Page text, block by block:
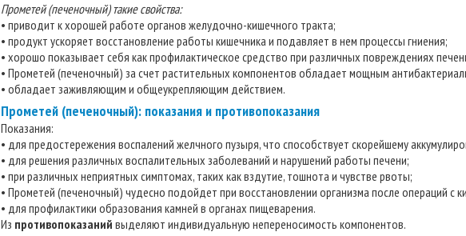
Прометей (печеночный) такие свойства:
• приводит к хорошей работе органов желудочно-кишечного тракта;
• продукт ускоряет восстановление работы кишечника и подавляет в нем процессы гниения;
• хорошо показывает себя как профилактическое средство при различных повреждениях
• Прометей (печеночный) за счет растительных компонентов обладает мощным
• обладает заживляющим и общеукрепляющим действием.
Прометей (печеночный): показания и противопоказания
Показания:
• для предостережения воспалений желчного пузыря, что способствует скорейшему
• для решения различных воспалительных заболеваний и нарушений работы печени;
• при различных неприятных симптомах, таких как вздутие, тошнота и чувстве рвоты;
• Прометей (печеночный) чудесно подойдет при восстановлении организма после операций с
• для профилактики образования камней в органах пищеварения.
Из противопоказаний выделяют индивидуальную непереносимость компонентов.